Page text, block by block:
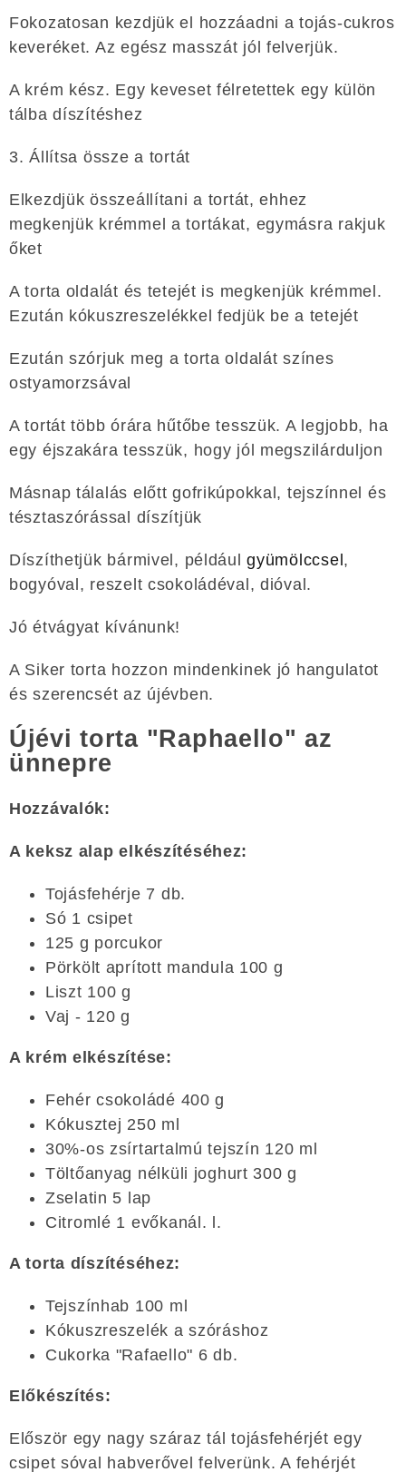
Fokozatosan kezdjük el hozzáadni a tojás-cukros
keveréket. Az egész masszát jól felverjük.
A krém kész. Egy keveset félretettek egy külön
tálba díszítéshez
3. Állítsa össze a tortát
Elkezdjük összeállítani a tortát, ehhez
megkenjük krémmel a tortákat, egymásra rakjuk
őket
A torta oldalát és tetejét is megkenjük krémmel.
Ezután kókuszreszelékkel fedjük be a tetejét
Ezután szórjuk meg a torta oldalát színes
ostyamorzsával
A tortát több órára hűtőbe tesszük. A legjobb, ha
egy éjszakára tesszük, hogy jól megszilárduljon
Másnap tálalás előtt gofrikúpokkal, tejszínnel és
tésztaszórással díszítjük
Díszíthetjük bármivel, példáulgyümölccsel,
bogyóval, reszelt csokoládéval, dióval.
Jó étvágyat kívánunk!
A Siker torta hozzon mindenkinek jó hangulatot
és szerencsét az újévben.
Újévi torta "Raphaello" az
ünnepre
Hozzávalók:
A keksz alap elkészítéséhez:
Tojásfehérje 7 db.
Só 1 csipet
125 g porcukor
Pörkölt aprított mandula 100 g
Liszt 100 g
Vaj - 120 g
A krém elkészítése:
Fehér csokoládé 400 g
Kókusztej 250 ml
30%-os zsírtartalmú tejszín 120 ml
Töltőanyag nélküli joghurt 300 g
Zselatin 5 lap
Citromlé 1 evőkanál. l.
A torta díszítéséhez:
Tejszínhab 100 ml
Kókuszreszelék a szóráshoz
Cukorka "Rafaello" 6 db.
Előkészítés:
Először egy nagy száraz tál tojásfehérjét egy
csipet sóval habverővel felverünk. A fehérjét